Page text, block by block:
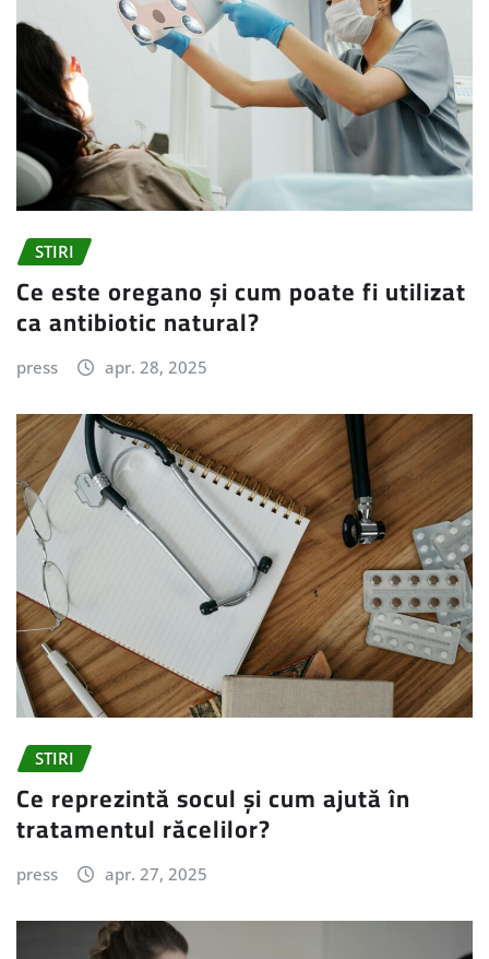
STIRI
Ce este oregano și cum poate fi utilizat
ca antibiotic natural?
press apr. 28, 2025
STIRI
Ce reprezintă socul și cum ajută în
tratamentul răcelilor?
press apr. 27, 2025